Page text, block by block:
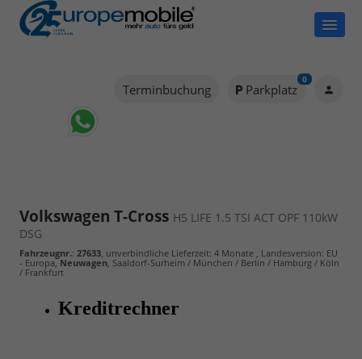
Terminbuchung Parkplatz
0
Volkswagen T-Cross H5 LIFE 1.5 TSI ACT OPF 110kW
DSG
Fahrzeugnr.: 27633, unverbindliche Lieferzeit: 4 Monate , Landesversion: EU
- Europa,Neuwagen, Saaldorf-Surheim / München / Berlin / Hamburg / Köln
/ Frankfurt